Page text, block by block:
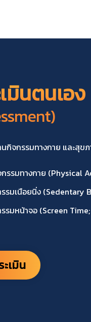
มินตนเอง
กิจกรรมทางกาย และสุข
กรรมทางกาย (Physical
รมเนือยนิ่ง (Sedentary
รมหน้าจอ (Screen Time;
เมิน